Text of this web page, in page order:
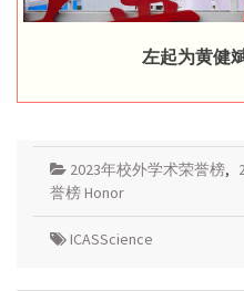
左起为黄健
2023年校外学术荣誉榜,
誉榜 Honor
ICASScience